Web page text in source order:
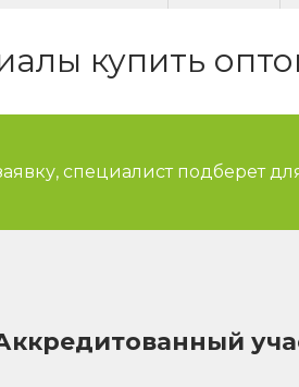
купить
специалист подберет